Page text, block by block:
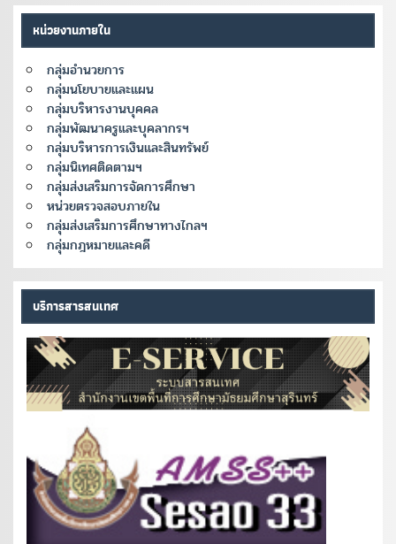
หน่วยงานภายใน
กลุ่มอำนวยการ
กลุ่มนโยบายและแผน
กลุ่มบริหารงานบุคคล
กลุ่มพัฒนาครูและบุคลากรฯ
กลุ่มบริหารการเงินและสินทรัพย์
กลุ่มนิเทศติดตามฯ
กลุ่มส่งเสริมการจัดการศึกษา
หน่วยตรวจสอบภายใน
กลุ่มส่งเสริมการศึกษาทางไกลฯ
กลุ่มกฎหมายและคดี
บริการสารสนเทศ